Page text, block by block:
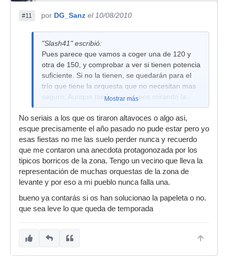
#11 por DG_Sanz el 10/08/2010
"Slash41" escribió:
Pues parece que vamos a coger una de 120 y
otra de 150, y comprobar a ver si tienen potencia
suficiente. Si no la tienen, se quedarán para el
trío que tiene la orquesta que no necesitan mas
seguro. Aunque tambien estamos mirando la
opcion de unas de segunda mano mejores.
"DG_Sanz" escribió:
por cierto Slash ¿por el centro de la
peninsula no venis en septiembre?
esque a mi pueblo todos los años
vienen orquestas Valencianas
Pues este año lo mas cercano.. antes de ayer en
Gomez jeje.
Mostrar más
No seriais a los que os tiraron altavoces o algo asi,
esque precisamente el año pasado no pude estar pero yo
esas fiestas no me las suelo perder nunca y recuerdo
que me contaron una anecdota protagonozada por los
tipicos borricos de la zona. Tengo un vecino que lleva la
representación de muchas orquestas de la zona de
levante y por eso a mi pueblo nunca falla una.
bueno ya contarás si os han solucionao la papeleta o no.
que sea leve lo que queda de temporada